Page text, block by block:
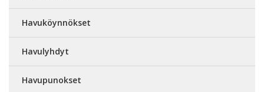
Havuköynnökset
Havulyhdyt
Havupunokset